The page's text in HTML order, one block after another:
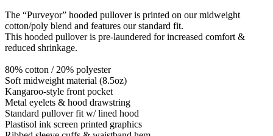
The “Purveyor” hooded pullover is printed on our midweight
cotton/poly blend and features our standard fit.
This hooded pullover is pre-laundered for increased comfort &
reduced shrinkage.
80% cotton / 20% polyester
Soft midweight material (8.5oz)
Kangaroo-style front pocket
Metal eyelets & hood drawstring
Standard pullover fit w/ lined hood
Plastisol ink screen printed graphics